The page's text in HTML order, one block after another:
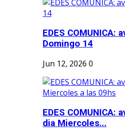
EDES COMUNICA:
Domingo 14
Jun 12, 2026 0
EDES COMUNICA:
dia Miercoles...